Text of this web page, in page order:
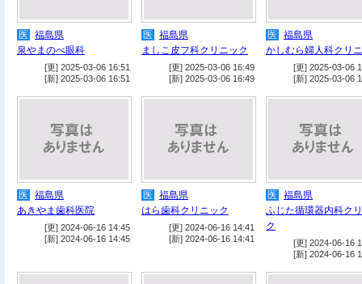
医
福島県
泉やまのべ眼科
[更] 2025-03-06 16:51
[新] 2025-03-06 16:51
医
福島県
ましこ皮フ科クリニック
[更] 2025-03-06 16:49
[新] 2025-03-06 16:49
医
福島県
かしむら婦人科クリ
[更] 2025-03-06
[新] 2025-03-06
医
福島県
あきやま歯科医院
[更] 2024-06-16 14:45
[新] 2024-06-16 14:45
医
福島県
はら歯科クリニック
[更] 2024-06-16 14:41
[新] 2024-06-16 14:41
医
福島県
ふじた循環器内科ク
ク
[更] 2024-06-16
[新] 2024-06-16